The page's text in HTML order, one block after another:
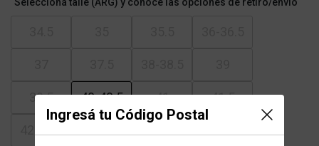
Ingresá tu Código Postal
39.5 40-40.5 41 41.5